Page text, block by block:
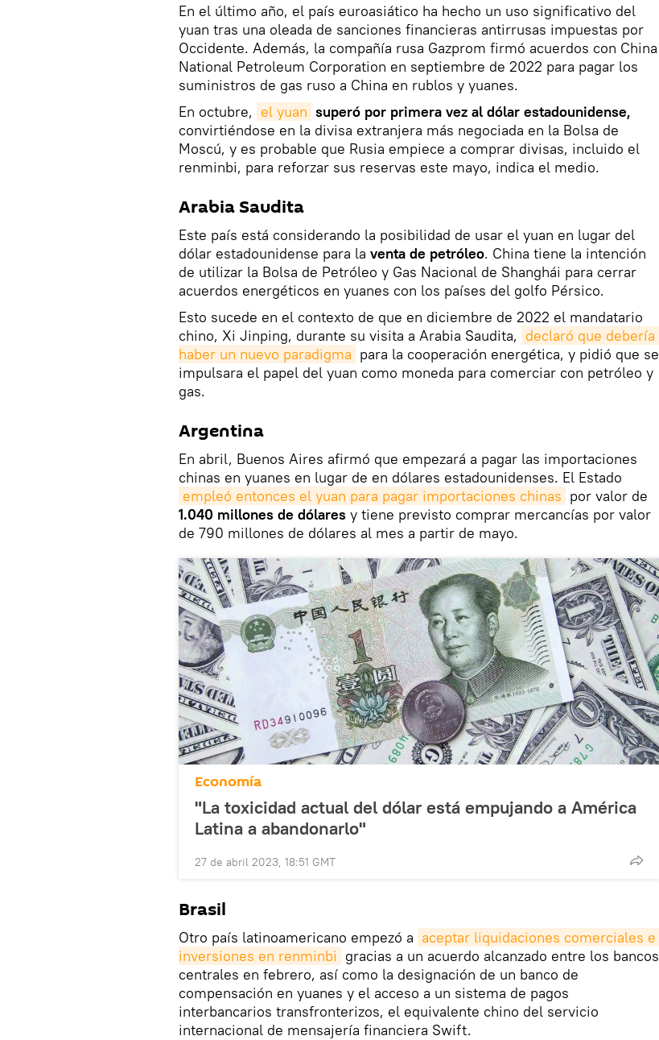
En el último año, el país euroasiático ha hecho un uso significativo del
yuan tras una oleada de sanciones financieras antirrusas impuestas por
Occidente. Además, la compañía rusa Gazprom firmó acuerdos con China
National Petroleum Corporation en septiembre de 2022 para pagar los
suministros de gas ruso a China en rublos y yuanes.
En octubre, el yuan superó por primera vez al dólar estadounidense,
convirtiéndose en la divisa extranjera más negociada en la Bolsa de
Moscú, y es probable que Rusia empiece a comprar divisas, incluido el
renminbi, para reforzar sus reservas este mayo, indica el medio.
Arabia Saudita
Este país está considerando la posibilidad de usar el yuan en lugar del
dólar estadounidense para la venta de petróleo. China tiene la intención
de utilizar la Bolsa de Petróleo y Gas Nacional de Shanghái para cerrar
acuerdos energéticos en yuanes con los países del golfo Pérsico.
Esto sucede en el contexto de que en diciembre de 2022 el mandatario
chino, Xi Jinping, durante su visita a Arabia Saudita, declaró que debería
haber un nuevo paradigma para la cooperación energética, y pidió que se
impulsara el papel del yuan como moneda para comerciar con petróleo y
gas.
Argentina
En abril, Buenos Aires afirmó que empezará a pagar las importaciones
chinas en yuanes en lugar de en dólares estadounidenses. El Estado
empleó entonces el yuan para pagar importaciones chinas por valor de
1.040 millones de dólares y tiene previsto comprar mercancías por valor
de 790 millones de dólares al mes a partir de mayo.
Economía
"La toxicidad actual del dólar está empujando a América
Latina a abandonarlo"
27 de abril 2023, 18:51 GMT
Brasil
Otro país latinoamericano empezó a aceptar liquidaciones comerciales e
inversiones en renminbi gracias a un acuerdo alcanzado entre los bancos
centrales en febrero, así como la designación de un banco de
compensación en yuanes y el acceso a un sistema de pagos
interbancarios transfronterizos, el equivalente chino del servicio
internacional de mensajería financiera Swift.